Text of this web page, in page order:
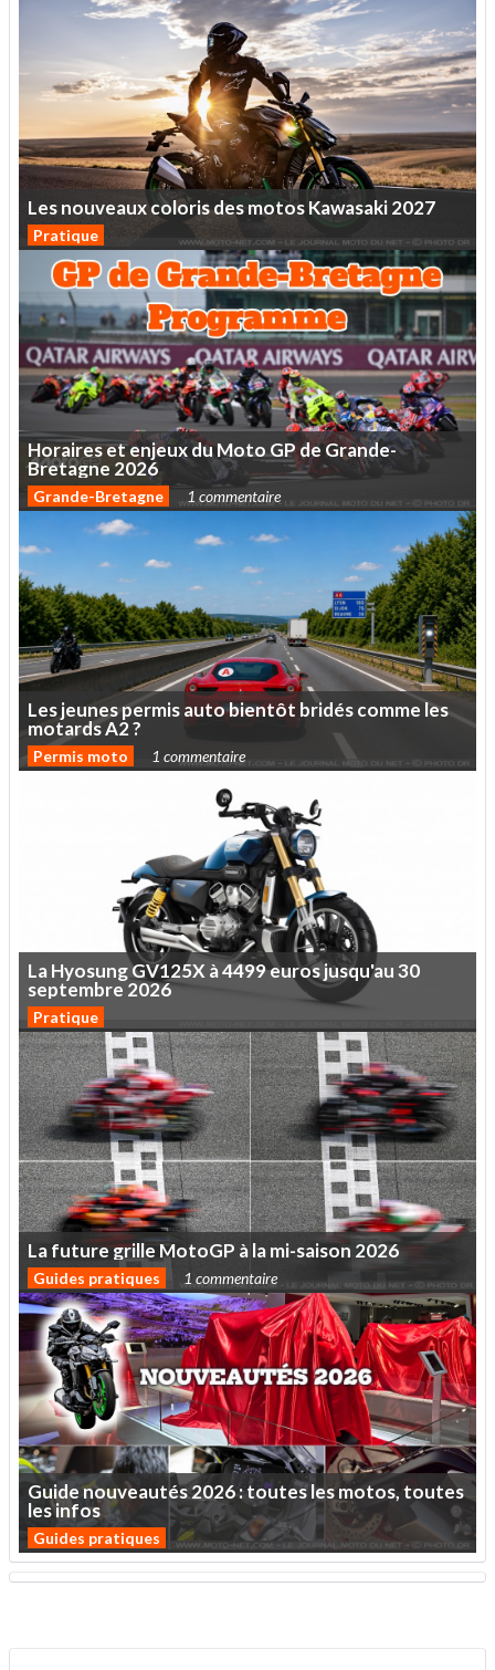
LesnouveauxcolorisdesmotosKawasaki2027
Pratique
HorairesetenjeuxduMotoGPdeGrande-
Bretagne 2026
Grande-Bretagne 1 commentaire
Lesjeunespermisautobientôt bridéscommeles
motardsA2?
Permis moto 1 commentaire
LaHyosungGV125X à4499eurosjusqu'au30
septembre 2026
Pratique
Lafuturegrille MotoGP àlami-saison 2026
Guides pratiques 1 commentaire
Guidenouveautés2026:touteslesmotos,toutes
lesinfos
Guides pratiques